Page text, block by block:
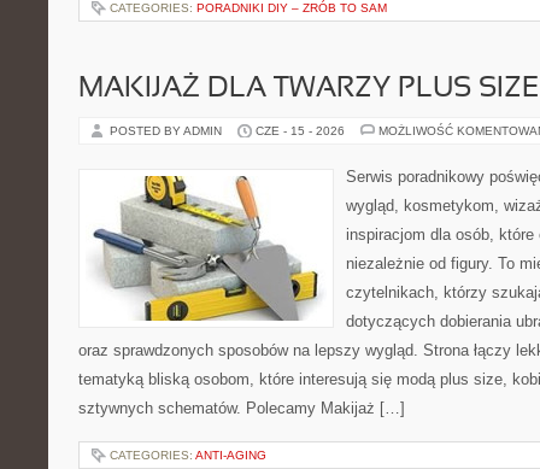
CATEGORIES: PORADNIKI DIY – ZRÓB TO SAM
MAKIJAŻ DLA TWARZY PLUS SIZE
POSTED BY ADMIN CZE - 15 - 2026 MOŻLIWOŚĆ
Serwis poradnikowy
wygląd, kosmetykom,
inspiracjom dla osób,
niezależnie od figury. To
czytelnikach, którzy
dotyczących dobierania
oraz sprawdzonych sposobów na lepszy wygląd. Strona łączy
tematyką bliską osobom, które interesują się modą plus size,
sztywnych schematów. Polecamy Makijaż […]
CATEGORIES: ANTI-AGING